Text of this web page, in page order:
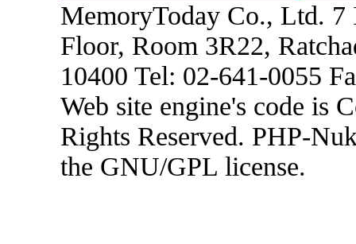
MemoryToday Co., Ltd.
Floor, Room 3R22,
10400 Tel: 02-641-0055
Web site engine's code is
Rights Reserved. PHP-
the GNU/GPL license.